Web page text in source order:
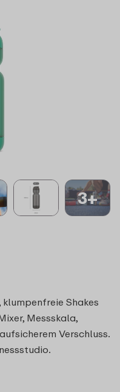
3+
Shakes
Messskala,
Verschluss.